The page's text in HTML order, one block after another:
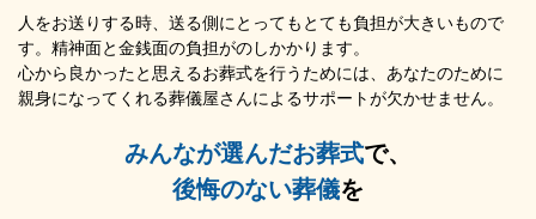
人をお送りする時、送る側にとってもとても負担が大きいもので
す。精神面と金銭面の負担がのしかかります。
心から良かったと思えるお葬式を行うためには、あなたのために
親身になってくれる葬儀屋さんによるサポートが欠かせません。
みんなが選んだお葬式で、
後悔のない葬儀を